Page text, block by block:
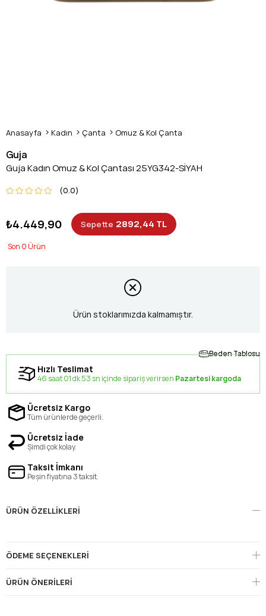
Anasayfa Kadın Çanta Omuz & Kol Çanta
Guja
Guja Kadın Omuz & Kol Çantası 25YG342-SİYAH
0.0
₺4.449,90 Sepette 2892,44 TL
0
Ürün stoklarımızda kalmamıştır.
Beden Tablosu
Hızlı Teslimat
46 saat 01 dk 53 sn içinde sipariş verirsen Pazartesi kargoda
Ücretsiz Kargo
Tüm ürünlerde geçerli.
Ücretsiz İade
Şimdi çok kolay.
Taksit İmkanı
Peşin fiyatına 3 taksit.
ÜRÜN ÖZELLIKLERI
ÖDEME SEÇENEKLERI
ÜRÜN ÖNERILERI